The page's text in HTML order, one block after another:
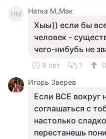
НМ Натка М_Мак
Хыы)) если бы
человек -
чего-нибубь не
9 лет 1
0
Игорь Зверев
Если ВСЕ вокруг
соглашаться с
настолько
перестанешь